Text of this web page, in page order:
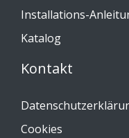
Installations-
Katalog
Kontakt
Cookies